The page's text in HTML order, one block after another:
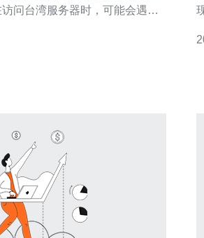
问台湾服务器时，可能会遇到
荐优质的服务器服务。 首